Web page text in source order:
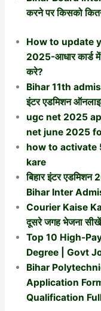
करने पर किसको
How to update
2025-आधार कार्ड में
करे?
Bihar 11th
इंटर एडमिशन
ugc net 2025
net june 2025
how to activate
kare
बिहार इंटर एडमिशन
Bihar Inter
Courier Kaise
दूसरे जगह भेजना
Top 10 High-
Degree | Govt
Bihar
Application
Qualification